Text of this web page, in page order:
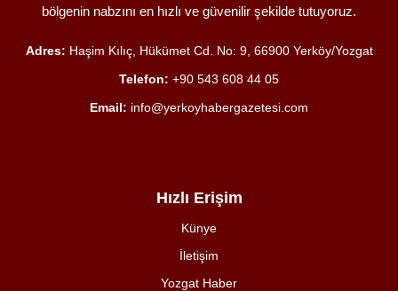
bölgenin nabzını en hızlı ve güvenilir şekilde tutuyoruz.
Adres: Haşim Kılıç, Hükümet Cd. No: 9, 66900 Yerköy/Yozgat
Telefon: +90 543 608 44 05
Email: info@yerkoyhabergazetesi.com
Hızlı Erişim
Künye
İletişim
Yozgat Haber